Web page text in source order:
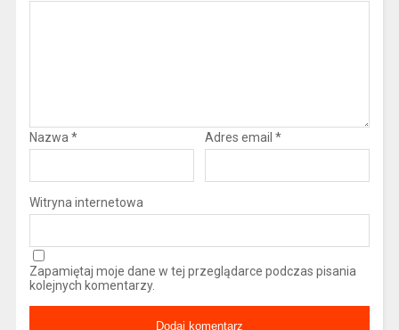
Nazwa * Adres email *
Witryna internetowa
Zapamiętaj moje dane w tej przeglądarce podczas pisania
kolejnych komentarzy.